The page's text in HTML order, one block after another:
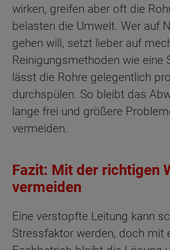
wirken, greifen aber oft die
belasten die Umwelt. Wer auf
gehen will, setzt lieber auf
Reinigungsmethoden wie eine
lässt die Rohre gelegentlich
durchspülen. So bleibt das
lange frei und größere
vermeiden.
Fazit: Mit der richtigen
vermeiden
Eine verstopfte Leitung kann
Stressfaktor werden, doch mit